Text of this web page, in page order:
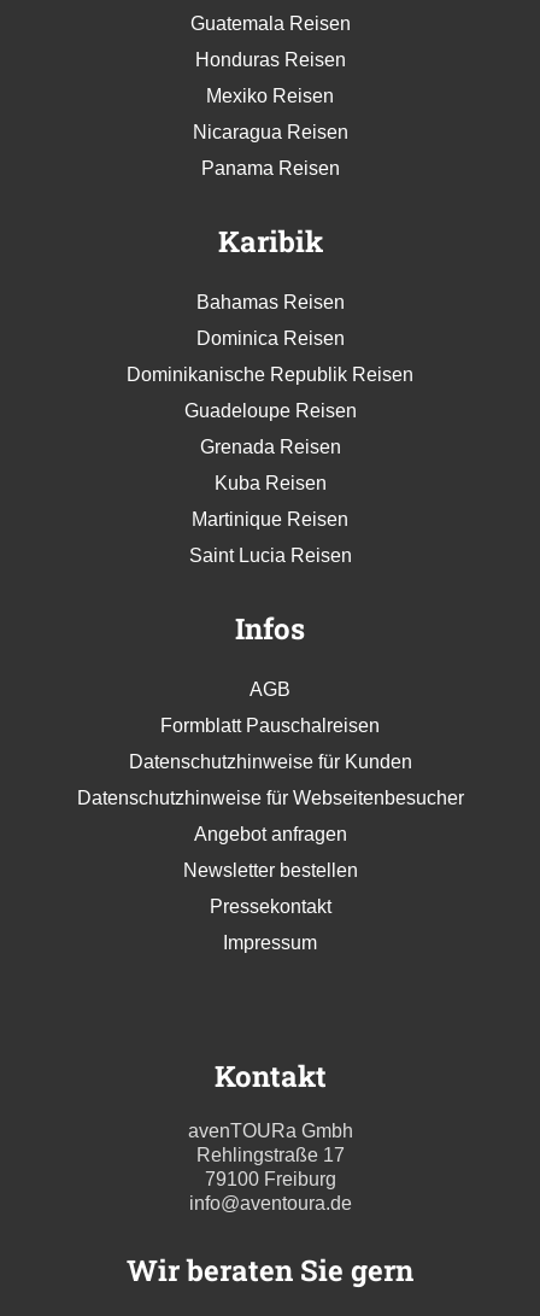
Guatemala Reisen
Honduras Reisen
Mexiko Reisen
Nicaragua Reisen
Panama Reisen
Karibik
Bahamas Reisen
Dominica Reisen
Dominikanische Republik Reisen
Guadeloupe Reisen
Grenada Reisen
Kuba Reisen
Martinique Reisen
Saint Lucia Reisen
Infos
AGB
Formblatt Pauschalreisen
Datenschutzhinweise für Kunden
Datenschutzhinweise für Webseitenbesucher
Angebot anfragen
Newsletter bestellen
Pressekontakt
Impressum
Kontakt
avenTOURa Gmbh
Rehlingstraße 17
79100 Freiburg
info@aventoura.de
Wir beraten Sie gern